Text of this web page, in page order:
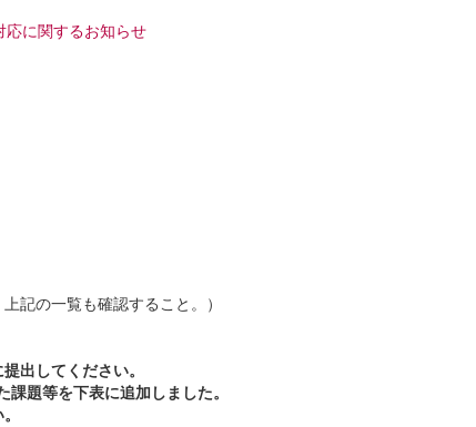
に関するお知らせ
記の一覧も確認すること。）
出してください。
題等を下表に追加しました。